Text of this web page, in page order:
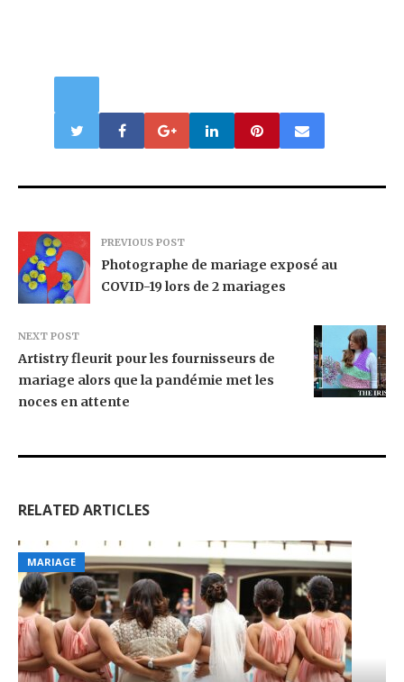
PREVIOUS POST
Photographe de mariage exposé au
COVID-19 lors de 2 mariages
NEXT POST
Artistry fleurit pour les fournisseurs de
mariage alors que la pandémie met les
noces en attente
RELATED ARTICLES
MARIAGE